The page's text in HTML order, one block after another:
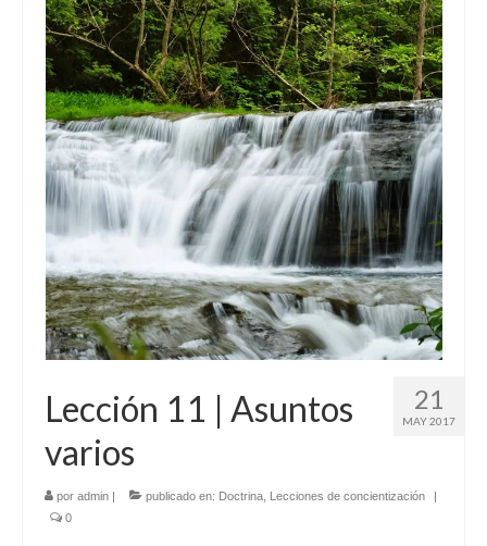
21
MAY 2017
Lección 11 | Asuntos
varios
por admin | publicado en: Doctrina Lecciones de concientización
|
0